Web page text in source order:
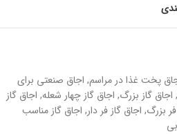
پخت غذا در مراسم, اجاق صنعتی برای
, اجاق گاز بزرگ, اجاق گاز چهار شعله, اجاق گاز
بزرگ, اجاق گاز فر دار, اجاق گاز مناسب